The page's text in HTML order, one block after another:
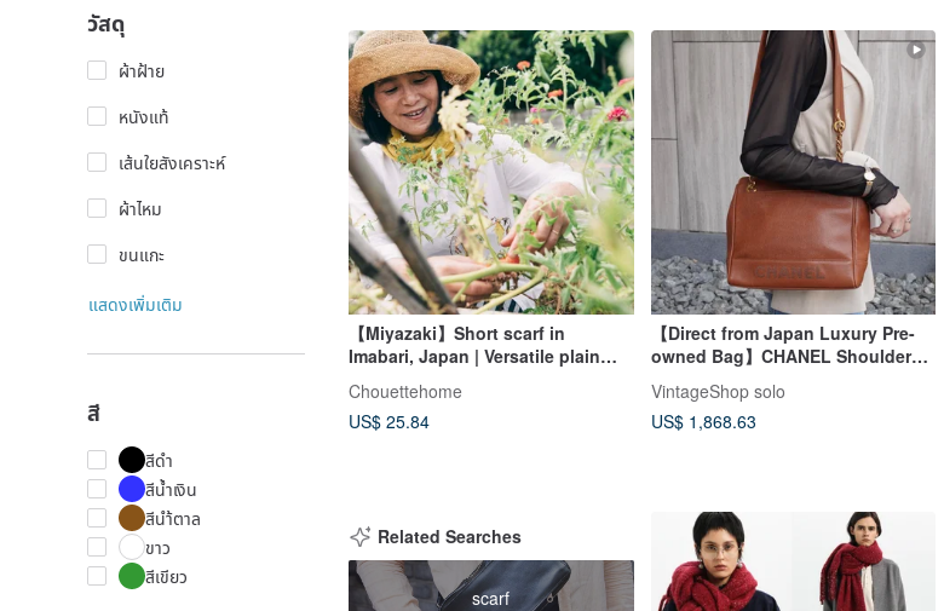
วัสดุ
ผ้าฝ้าย
หนังแท้
เส้นใยสังเคราะห์
ผ้าไหม
ขนแกะ
แสดงเพิ่มเติม
สี
สีดำ
สีน้ำเงิน
สีนำ้ตาล
ขาว
สีเขียว
【Miyazaki】Short scarf in
Imabari, Japan | Versatile plain
color | Simple texture | Practical
gift
Chouettehome
US$ 25.84
【Direct from Japan Luxury Pre-
owned Bag】CHANEL Shoulder
Bag Brown Logo Leather Caviar
Skin Vintage xufczz
VintageShop solo
US$ 1,868.63
Related Searches
scarf